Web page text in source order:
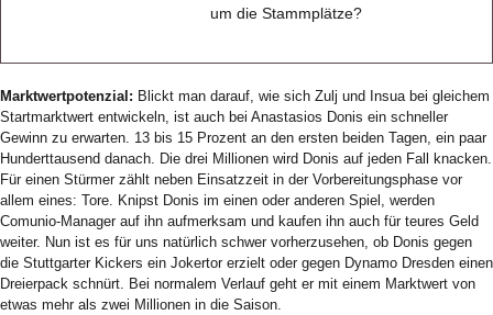
um die Stammplätze?
Marktwertpotenzial: Blickt man darauf, wie sich Zulj und Insua bei gleichem
Startmarktwert entwickeln, ist auch bei Anastasios Donis ein schneller
Gewinn zu erwarten. 13 bis 15 Prozent an den ersten beiden Tagen, ein paar
Hunderttausend danach. Die drei Millionen wird Donis auf jeden Fall knacken.
Für einen Stürmer zählt neben Einsatzzeit in der Vorbereitungsphase vor
allem eines: Tore. Knipst Donis im einen oder anderen Spiel, werden
Comunio-Manager auf ihn aufmerksam und kaufen ihn auch für teures Geld
weiter. Nun ist es für uns natürlich schwer vorherzusehen, ob Donis gegen
die Stuttgarter Kickers ein Jokertor erzielt oder gegen Dynamo Dresden einen
Dreierpack schnürt. Bei normalem Verlauf geht er mit einem Marktwert von
etwas mehr als zwei Millionen in die Saison.